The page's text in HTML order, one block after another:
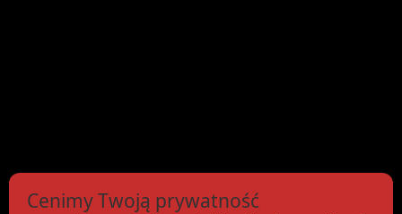
Cenimy Twoją prywatność